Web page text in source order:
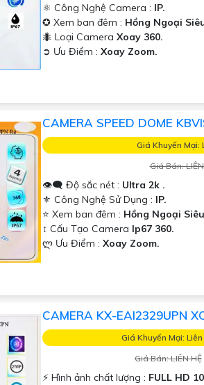
⚛️ Công Nghệ Camera : IP.
✪ Xem ban đêm : Hồng Ngoại
🐜 Loại Camera Xoay 360.
️➲ Ưu Điểm : Xoay Zoom.
CAMERA SPEED DOME
Giá Khuyến Mại:
Giá Bán:
👁️‍🗨 Độ sắc nét : Ultra 2k .
⚜️ Công Nghệ Sử Dụng : IP.
⭐ Xem ban đêm : Hồng Ngoại
↕️ Cấu Tạo Camera Ip67 360.
️ლ Ưu Điểm : Xoay Zoom.
CAMERA KX-EAI2329UPN
Giá Khuyến Mại: Liên
Giá Bán: LIÊN HỆ
️⚡ Hình ảnh chất lượng : FULL HD